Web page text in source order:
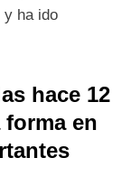
y ha ido
hace 12
en